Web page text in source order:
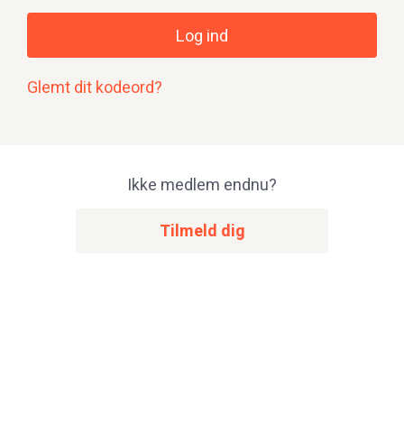
Log ind
Glemt dit kodeord?
Ikke medlem endnu?
Tilmeld dig